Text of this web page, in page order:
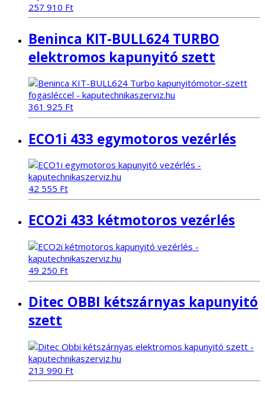
257 910 Ft
Beninca KIT-BULL624 TURBO
elektromos kapunyitó szett
361 925 Ft
ECO1i 433 egymotoros vezérlés
42 555 Ft
ECO2i 433 kétmotoros vezérlés
49 250 Ft
Ditec OBBI kétszárnyas kapunyitó
szett
213 990 Ft